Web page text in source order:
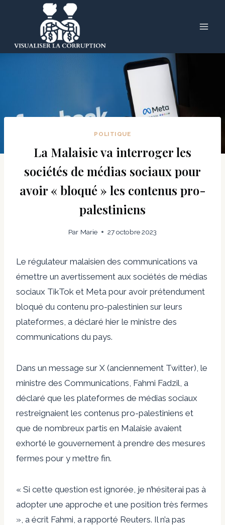
POLITIQUE
La Malaisie va interroger les
sociétés de médias sociaux pour
avoir « bloqué » les contenus pro-
palestiniens
Par Marie 27 octobre 2023
Le régulateur malaisien des communications va
émettre un avertissement aux sociétés de médias
sociaux TikTok et Meta pour avoir prétendument
bloqué du contenu pro-palestinien sur leurs
plateformes, a déclaré hier le ministre des
communications du pays.
Dans un message sur X (anciennement Twitter), le
ministre des Communications, Fahmi Fadzil, a
déclaré que les plateformes de médias sociaux
restreignaient les contenus pro-palestiniens et
que de nombreux partis en Malaisie avaient
exhorté le gouvernement à prendre des mesures
fermes pour y mettre fin.
« Si cette question est ignorée, je n’hésiterai pas à
adopter une approche et une position très fermes
», a écrit Fahmi, a rapporté Reuters. Il n’a pas